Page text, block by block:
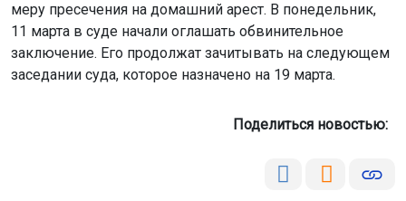
меру пресечения на домашний арест. В понедельник,
11 марта в суде начали оглашать обвинительное
заключение. Его продолжат зачитывать на следующем
заседании суда, которое назначено на 19 марта.
Поделиться новостью: